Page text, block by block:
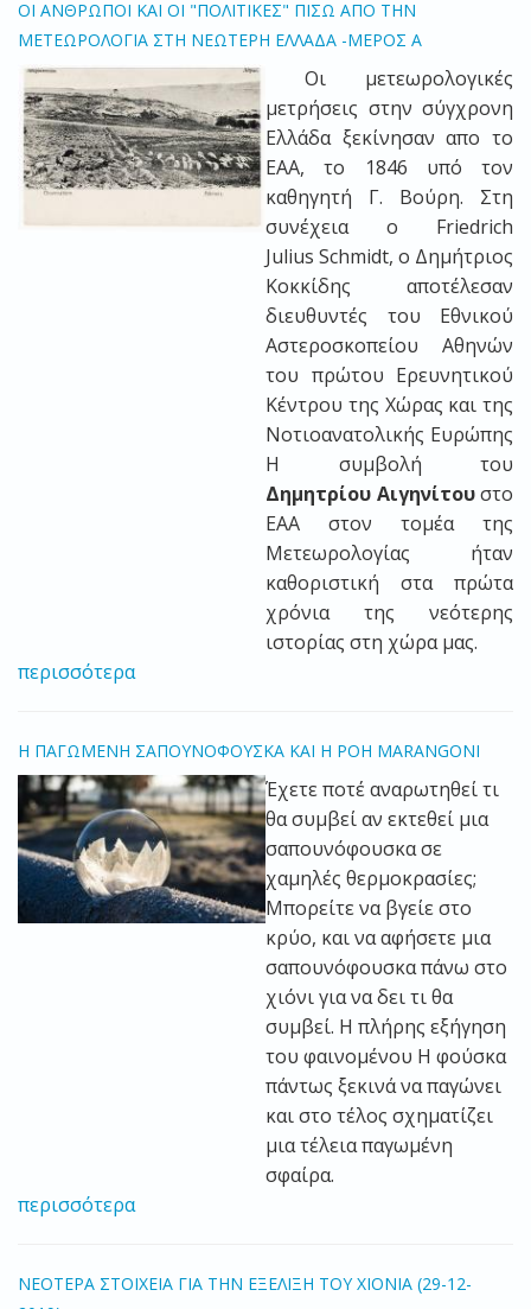
ΟΙ ΑΝΘΡΩΠΟΙ ΚΑΙ ΟΙ "ΠΟΛΙΤΙΚΕΣ" ΠΙΣΩ ΑΠΟ ΤΗΝ
ΜΕΤΕΩΡΟΛΟΓΙΑ ΣΤΗ ΝΕΩΤΕΡΗ ΕΛΛΑΔΑ -ΜΕΡΟΣ Α
Οι μετεωρολογικές
μετρήσεις στην σύγχρονη
Ελλάδα ξεκίνησαν απο το
ΕΑΑ, το 1846 υπό τον
καθηγητή Γ. Βούρη. Στη
συνέχεια ο Friedrich
Julius Schmidt, ο Δημήτριος
Κοκκίδης αποτέλεσαν
διευθυντές του Εθνικού
Αστεροσκοπείου Αθηνών
του πρώτου Ερευνητικού
Κέντρου της Χώρας και της
Νοτιοανατολικής Ευρώπης
Η συμβολή του
Δημητρίου Αιγηνίτουστο
ΕΑΑ στον τομέα της
Μετεωρολογίας ήταν
καθοριστική στα πρώτα
χρόνια της νεότερης
ιστορίας στη χώρα μας.
περισσότερα
Η ΠΑΓΩΜΕΝΗ ΣΑΠΟΥΝΟΦΟΥΣΚΑ ΚΑΙ Η ΡΟΗ MARANGONI
Έχετε ποτέ αναρωτηθεί τι
θα συμβεί αν εκτεθεί μια
σαπουνόφουσκα σε
χαμηλές θερμοκρασίες;
Μπορείτε να βγείε στο
κρύο, και να αφήσετε μια
σαπουνόφουσκα πάνω στο
χιόνι για να δει τι θα
συμβεί. Η πλήρης εξήγηση
του φαινομένου Η φούσκα
πάντως ξεκινά να παγώνει
και στο τέλος σχηματίζει
μια τέλεια παγωμένη
σφαίρα.
περισσότερα
ΝΕΟΤΕΡΑ ΣΤΟΙΧΕΙΑ ΓΙΑ ΤΗΝ ΕΞΕΛΙΞΗ ΤΟΥ ΧΙΟΝΙΑ (29-12-